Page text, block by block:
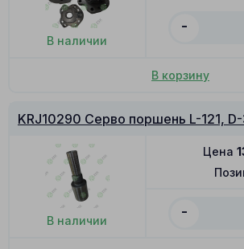
В наличии
-
В корзину
KRJ10290 Серво поршень L-121,
В наличии
Цена
-